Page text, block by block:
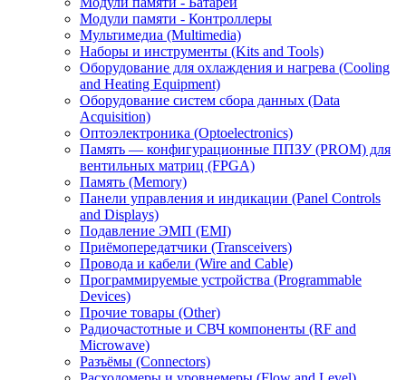
Модули памяти - Контроллеры
Мультимедиа (Multimedia)
Наборы и инструменты (Kits and Tools)
Оборудование для охлаждения и нагрева (Cooling
and Heating Equipment)
Оборудование систем сбора данных (Data
Acquisition)
Оптоэлектроника (Optoelectronics)
Память — конфигурационные ППЗУ (PROM) для
вентильных матриц (FPGA)
Память (Memory)
Панели управления и индикации (Panel Controls
and Displays)
Подавление ЭМП (EMI)
Приёмопередатчики (Transceivers)
Провода и кабели (Wire and Cable)
Программируемые устройства (Programmable
Devices)
Прочие товары (Other)
Радиочастотные и СВЧ компоненты (RF and
Microwave)
Разъёмы (Connectors)